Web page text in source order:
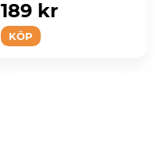
KÖP
189 kr